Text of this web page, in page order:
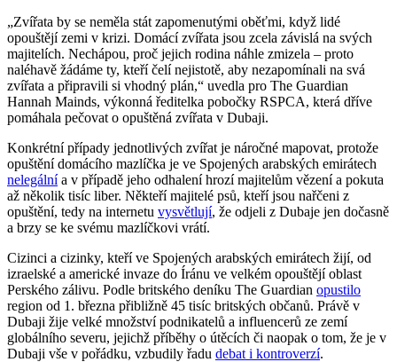
„Zvířata by se neměla stát zapomenutými oběťmi, když lidé
opouštějí zemi v krizi. Domácí zvířata jsou zcela závislá na svých
majitelích. Nechápou, proč jejich rodina náhle zmizela – proto
naléhavě žádáme ty, kteří čelí nejistotě, aby nezapomínali na svá
zvířata a připravili si vhodný plán,“ uvedla pro The Guardian
Hannah Mainds, výkonná ředitelka pobočky RSPCA, která dříve
pomáhala pečovat o opuštěná zvířata v Dubaji.
Konkrétní případy jednotlivých zvířat je náročné mapovat, protože
opuštění domácího mazlíčka je ve Spojených arabských emirátech
nelegálnía v případě jeho odhalení hrozí majitelům vězení a pokuta
až několik tisíc liber. Někteří majitelé psů, kteří jsou nařčeni z
opuštění, tedy na internetu vysvětlují, že odjeli z Dubaje jen dočasně
a brzy se ke svému mazlíčkovi vrátí.
Cizinci a cizinky, kteří ve Spojených arabských emirátech žijí, od
izraelské a americké invaze do Íránu ve velkém opouštějí oblast
Perského zálivu. Podle britského deníku The Guardian opustilo
region od 1. března přibližně 45 tisíc britských občanů. Právě v
Dubaji žije velké množství podnikatelů a influencerů ze zemí
globálního severu, jejichž příběhy o útěcích či naopak o tom, že je v
Dubaji vše v pořádku, vzbudily řadu debat i kontroverzí.